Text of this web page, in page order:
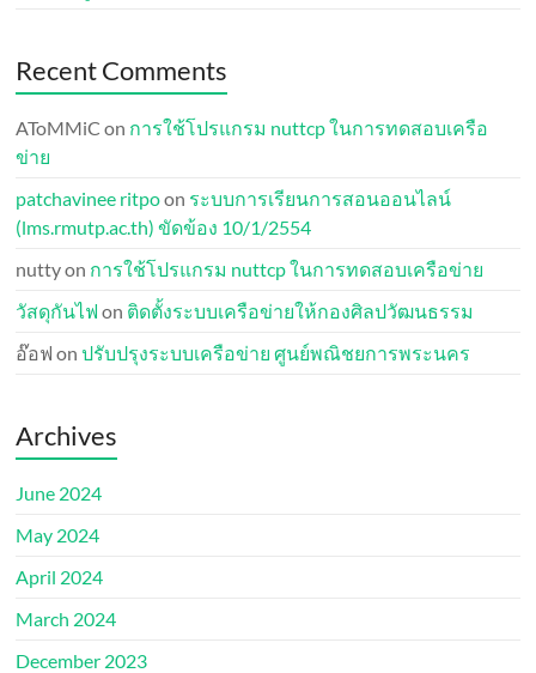
Recent Comments
AToMMiC on การใช้โปรแกรม nuttcp ในการทดสอบเครือ
ข่าย
patchavinee ritpoon ระบบการเรียนการสอนออนไลน์
(lms.rmutp.ac.th) ขัดข้อง 10/1/2554
nuttyon การใช้โปรแกรม nuttcp ในการทดสอบเครือข่าย
วัสดุกันไฟ on ติดตั้งระบบเครือข่ายให้กองศิลปวัฒนธรรม
อ๊อฟ onปรับปรุงระบบเครือข่าย ศูนย์พณิชยการพระนคร
Archives
June 2024
May 2024
April 2024
March 2024
December 2023